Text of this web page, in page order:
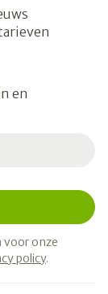
en
voor onze
policy.